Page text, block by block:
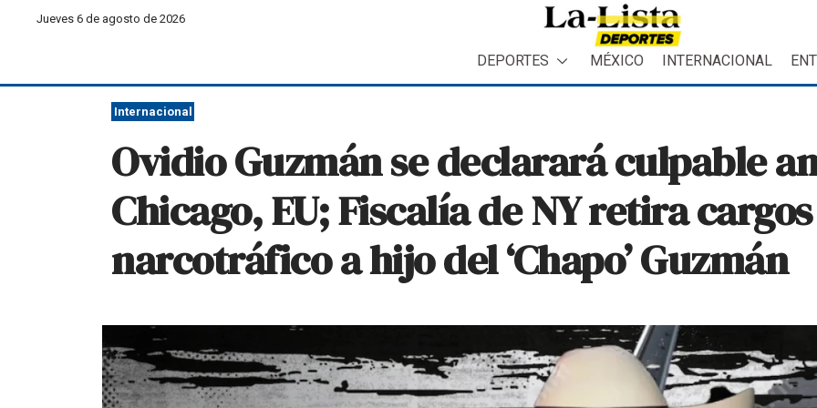
Jueves 6 de agosto de 2026
DEPORTES MÉXICO INTERNACIONAL
Internacional
Ovidio Guzmán se declarará culpable
Chicago, EU; Fiscalía de NY retira
narcotráfico a hijo del ‘Chapo’ Guzmán